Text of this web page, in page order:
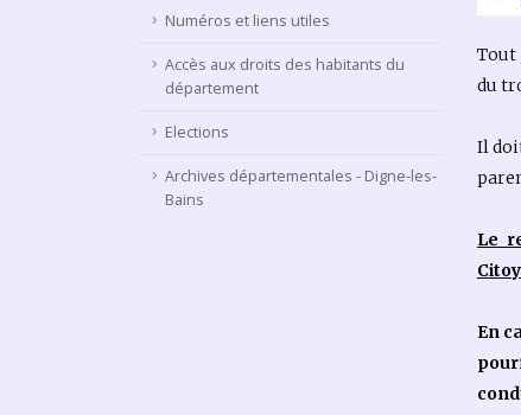
Numéros et liens utiles
Accès aux droits des habitants du
département
Elections
Archives départementales - Digne-les-
Bains
Tout
du
Il
Le
En